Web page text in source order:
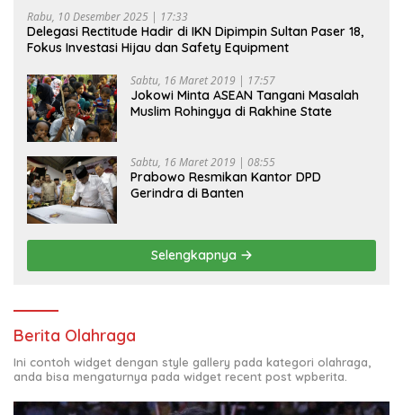
Rabu, 10 Desember 2025 | 17:33
Delegasi Rectitude Hadir di IKN Dipimpin Sultan Paser 18,
Fokus Investasi Hijau dan Safety Equipment
Sabtu, 16 Maret 2019 | 17:57
Jokowi Minta ASEAN Tangani Masalah
Muslim Rohingya di Rakhine State
Sabtu, 16 Maret 2019 | 08:55
Prabowo Resmikan Kantor DPD
Gerindra di Banten
Selengkapnya
Berita Olahraga
Ini contoh widget dengan style gallery pada kategori olahraga,
anda bisa mengaturnya pada widget recent post wpberita.